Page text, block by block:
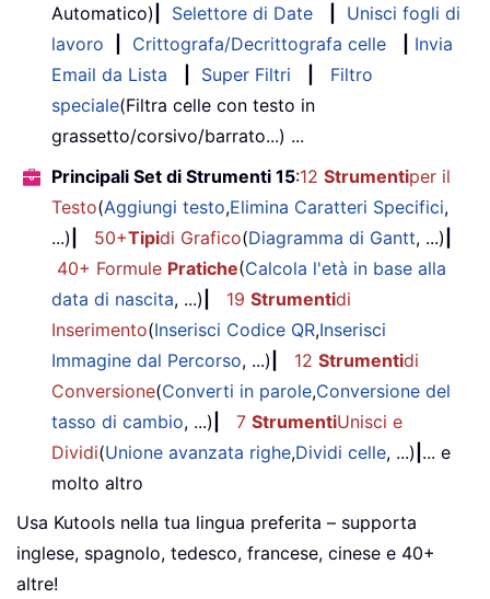
Automatico)
Selettore di Date
Unisci fogli di
lavoro
Crittografa/Decrittografa celle
Invia
Email da Lista
Super Filtri
Filtro
speciale(Filtra celle con testo in
grassetto/corsivo/barrato...) ...
Principali Set di Strumenti 15:12 Strumentiper il
Testo(Aggiungi testo,Elimina Caratteri Specifici,
...)
50+Tipidi Grafico(Diagramma di Gantt, ...)
40+ Formule Pratiche(Calcola l'età in base alla
data di nascita, ...) 19 Strumentidi
Inserimento(Inserisci Codice QR,Inserisci
Immagine dal Percorso, ...) 12 Strumentidi
Conversione(Converti in parole,Conversione del
tasso di cambio, ...) 7 StrumentiUnisci e
Dividi(Unione avanzata righe,Dividi celle, ...) ... e
molto altro
Usa Kutools nella tua lingua preferita – supporta
inglese, spagnolo, tedesco, francese, cinese e 40+
altre!